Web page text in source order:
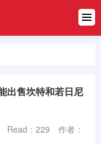
出售坎特和若日尼
Read：229
作者：